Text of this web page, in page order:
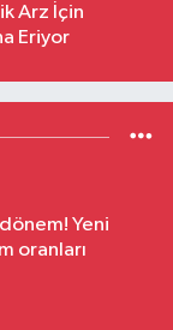
Arz İçin
Eriyor
Yeni
oranları